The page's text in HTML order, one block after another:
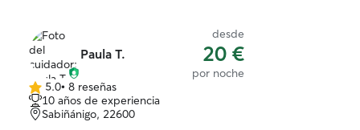
Paula T.
desde
20 €
por noche
5.0
de
5
5.0• 8 reseñas
10 años de experiencia
Sabiñánigo, 22600